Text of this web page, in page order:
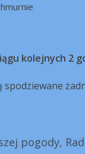
kolejnych 2
spodziewane
pogody,